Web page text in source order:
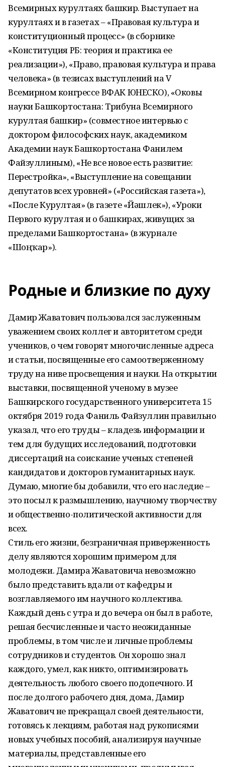
Всемирных курултаях башкир. Выступает на
курултаях и в газетах – «Правовая культура и
конституционный процесс» (в сборнике
«Конституция РБ: теория и практика ее
реализации»), «Право, правовая культура и права
человека» (в тезисах выступлений на V
Всемирном конгрессе ВФАК ЮНЕСКО), «Оковы
науки Башкортостана: Трибуна Всемирного
курултая башкир» (совместное интервью с
доктором философских наук, академиком
Академии наук Башкортостана Фанилем
Файзуллиным), «Не все новое есть развитие:
Перестройка», «Выступление на совещании
депутатов всех уровней» («Российская газета»),
«После Курултая» (в газете «Йәшлек»), «Уроки
Первого курултая и о башкирах, живущих за
пределами Башкортостана» (в журнале
«Шоңҡар»).
Родные и близкие по духу
Дамир Жаватович пользовался заслуженным
уважением своих коллег и авторитетом среди
учеников, о чем говорят многочисленные адреса
и статьи, посвященные его самоотверженному
труду на ниве просвещения и науки. На открытии
выставки, посвященной ученому в музее
Башкирского государственного университета 15
октября 2019 года Фаниль Файзуллин правильно
указал, что его труды – кладезь информации и
тем для будущих исследований, подготовки
диссертаций на соискание ученых степеней
кандидатов и докторов гуманитарных наук.
Думаю, многие бы добавили, что его наследие –
это посыл к размышлению, научному творчеству
и общественно-политической активности для
всех.
Стиль его жизни, безграничная приверженность
делу являются хорошим примером для
молодежи. Дамира Жаватовича невозможно
было представить вдали от кафедры и
возглавляемого им научного коллектива.
Каждый день с утра и до вечера он был в работе,
решая бесчисленные и часто неожиданные
проблемы, в том числе и личные проблемы
сотрудников и студентов. Он хорошо знал
каждого, умел, как никто, оптимизировать
деятельность любого своего подопечного. И
после долгого рабочего дня, дома, Дамир
Жаватович не прекращал своей деятельности,
готовясь к лекциям, работая над рукописями
новых учебных пособий, анализируя научные
материалы, представленные его